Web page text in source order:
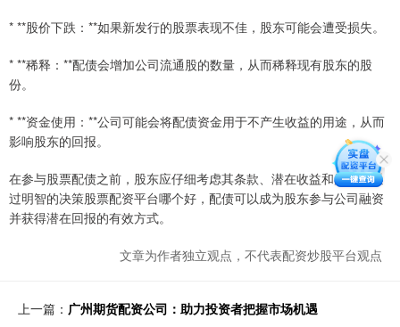
* **股价下跌：**如果新发行的股票表现不佳，股东可能会遭受损失。
* **稀释：**配债会增加公司流通股的数量，从而稀释现有股东的股
份。
* **资金使用：**公司可能会将配债资金用于不产生收益的用途，从而
影响股东的回报。
在参与股票配债之前，股东应仔细考虑其条款、潜在收益和风险。通
过明智的决策股票配资平台哪个好，配债可以成为股东参与公司融资
并获得潜在回报的有效方式。
文章为作者独立观点，不代表配资炒股平台观点
上一篇： 广州期货配资公司：助力投资者把握市场机遇